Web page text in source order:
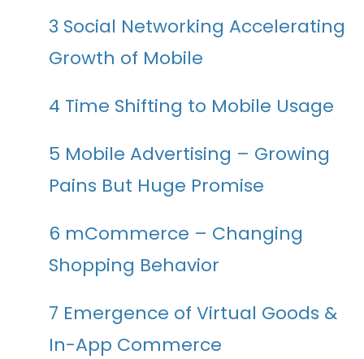
3 Social Networking Accelerating
Growth of Mobile
4 Time Shifting to Mobile Usage
5 Mobile Advertising – Growing
Pains But Huge Promise
6 mCommerce – Changing
Shopping Behavior
7 Emergence of Virtual Goods &
In-App Commerce